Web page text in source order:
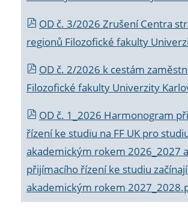
OD č. 3/2026 Zrušení Centra
regionů Filozofické fakulty
OD č. 2/2026 k cestám
Filozofické fakulty Univerzity
OD č. 1_2026 Harmonogram
řízení ke studiu na FF UK pro
akademickým rokem 2026_2027
přijímacího řízení ke studiu
akademickým rokem